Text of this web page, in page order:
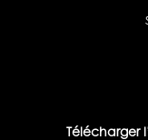
Télécharger